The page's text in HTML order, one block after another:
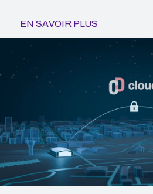
EN SAVOIR PLUS